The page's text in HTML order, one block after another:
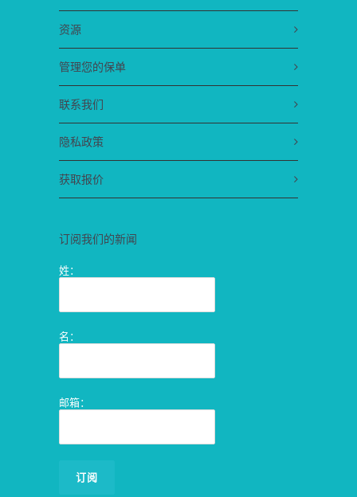
资源
管理您的保单
联系我们
隐私政策
获取报价
订阅我们的新闻
姓：
名：
邮箱：